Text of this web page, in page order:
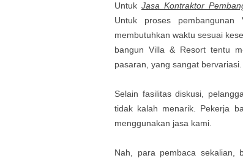
Untuk Jasa Kontraktor
Untuk proses pembangunan
membutuhkan waktu sesuai
bangun Villa & Resort tentu
pasaran, yang sangat bervariasi.
Selain fasilitas diskusi,
tidak kalah menarik. Pekerja
menggunakan jasa kami.
Nah, para pembaca sekalian,